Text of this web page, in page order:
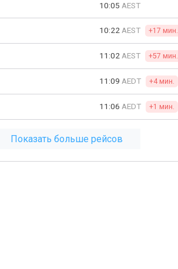
10:05 AEST
10:22 AEST +17 мин.
11:02 AEST +57 мин.
11:09 AEDT +4 мин.
11:06 AEDT +1 мин.
Показать больше рейсов